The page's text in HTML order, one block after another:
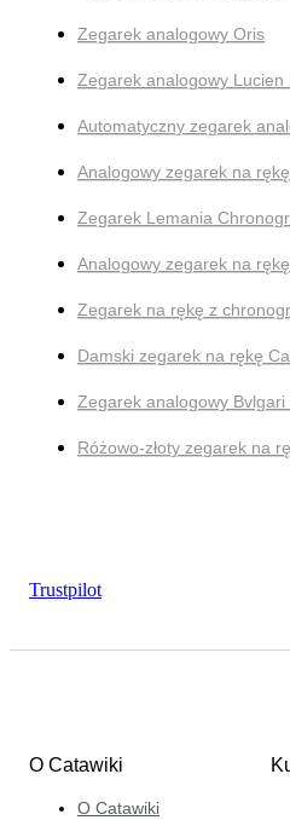
Zegarek analogowy Oris
Zegarek analogowy Lucien
Automatyczny zegarek
Analogowy zegarek na
Zegarek Lemania
Analogowy zegarek na rękę
Zegarek na rękę z
Damski zegarek na rękę
Zegarek analogowy Bvlgari
Różowo-złoty zegarek na
Trustpilot
O Catawiki
O Catawiki